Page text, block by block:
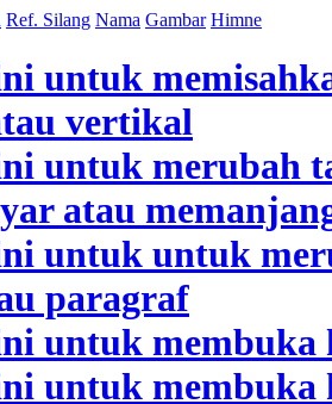
Ref. Silang Nama Gambar Himne